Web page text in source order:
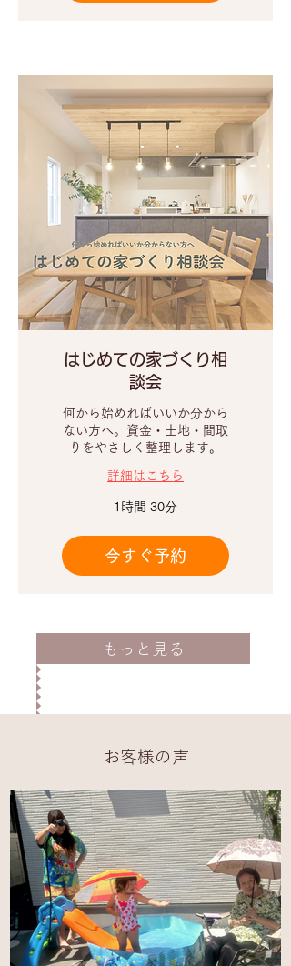
はじめての家づくり相
談会
何から始めればいいか分から
ない方へ。資金・土地・間取
りをやさしく整理します。
詳細はこちら
1時間 30分
今すぐ予約
もっと見る
お客様の声